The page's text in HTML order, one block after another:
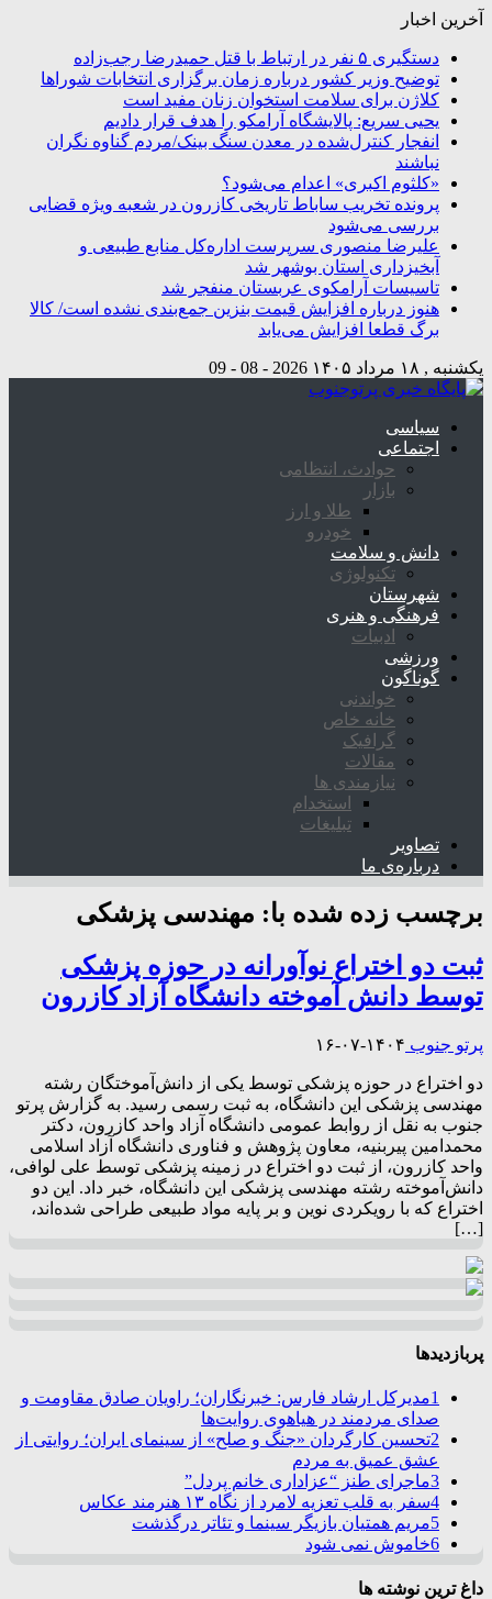
آخرین اخبار
دستگیری ۵ نفر در ارتباط با قتل حمیدرضا رجب‌زاده
توضیح وزیر کشور درباره زمان برگزاری انتخابات شوراها
کلاژن برای سلامت استخوان زنان مفید است
یحیی سریع: پالایشگاه آرامکو را هدف قرار دادیم
انفجار کنترل‌شده در معدن سنگ بینک/مردم گناوه نگران
نباشند
«کلثوم اکبری» اعدام می‌شود؟
پرونده تخریب ساباط تاریخی کازرون در شعبه ویژه قضایی
بررسی می‌شود
علیرضا منصوری سرپرست اداره‌کل منابع طبیعی و
آبخیزداری استان بوشهر شد
تاسیسات آرامکوی عربستان منفجر شد
هنوز درباره افزایش قیمت بنزین جمع‌بندی نشده است/ کالا
برگ قطعا افزایش می‌یابد
یکشنبه , ۱۸ مرداد ۱۴۰۵ 2026 - 08 - 09
سیاسی
اجتماعی
حوادث، انتظامی
بازار
طلا و ارز
خودرو
دانش و سلامت
تکنولوژی
شهرستان
فرهنگی و هنری
ادبیات
ورزشی
گوناگون
خواندنی
خانه خاص
گرافیک
مقالات
نیازمندی ها
استخدام
تبلیغات
تصاویر
درباره‌ی ما
برچسب زده شده با: مهندسی پزشکی
ثبت دو اختراع نوآورانه در حوزه پزشکی
توسط دانش آموخته دانشگاه آزاد کازرون
پرتو جنوب ۱۴۰۴-۰۷-۱۶
دو اختراع در حوزه پزشکی توسط یکی از دانش‌آموختگان رشته
مهندسی پزشکی این دانشگاه، به ثبت رسمی رسید. به گزارش پرتو
جنوب به نقل از روابط عمومی دانشگاه آزاد واحد کازرون، دکتر
محمدامین پیربنیه، معاون پژوهش و فناوری دانشگاه آزاد اسلامی
واحد کازرون، از ثبت دو اختراع در زمینه پزشکی توسط علی لوافی،
دانش‌آموخته رشته مهندسی پزشکی این دانشگاه، خبر داد. این دو
اختراع که با رویکردی نوین و بر پایه مواد طبیعی طراحی شده‌اند،
[…]
پربازدیدها
1مدیرکل ارشاد فارس: خبرنگاران؛ راویان صادق مقاومت و
صدای مردمند در هیاهوی روایت‌ها
2تحسین کارگردان «جنگ و صلح» از سینمای ایران؛ روایتی از
عشق عمیق به مردم
3ماجرای طنز “عزاداری خانم پردل”
4سفر به قلب تعزیه لامرد از نگاه ۱۳ هنرمند عکاس
5مریم همتیان بازیگر سینما و تئاتر درگذشت
6خاموش نمی شود
داغ ترین نوشته ها